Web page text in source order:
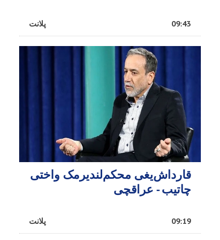
پلانت 09:43
قارداش‌یغی محکم‌لندیرمک واختی
چاتیب - عراقچی
پلانت 09:19